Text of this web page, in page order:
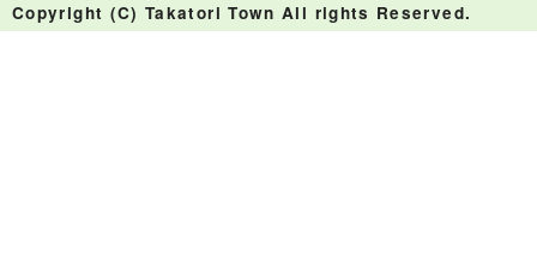
Copyright (C) Takatori Town All rights Reserved.